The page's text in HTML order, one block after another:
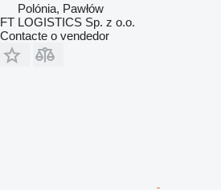
Polónia, Pawłów
FT LOGISTICS Sp. z o.o.
Contacte o vendedor